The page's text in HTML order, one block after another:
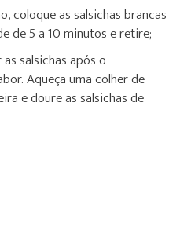
coloque as salsichas brancas
de 5 a 10 minutos e retire;
salsichas após o
Aqueça uma colher de
e doure as salsichas de